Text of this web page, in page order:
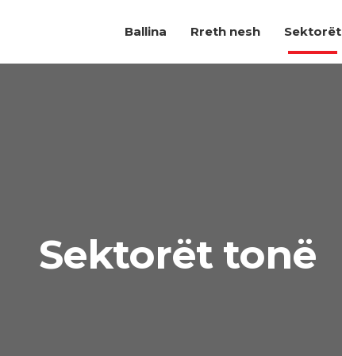
Ballina Rreth nesh Sektorët
Sektorët tonë